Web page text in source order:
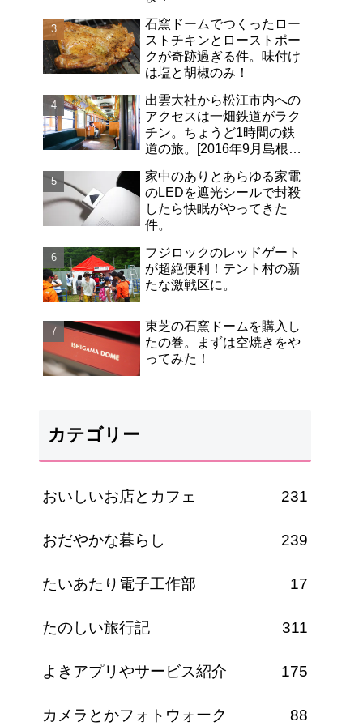
石窯ドームでつくったロー
ストチキンとローストポー
クが奇跡過ぎる件。味付け
は塩と胡椒のみ！
出雲大社から松江市内への
アクセスは一畑鉄道がラク
チン。ちょうど1時間の鉄
道の旅。[2016年9月島根旅
家中のありとあらゆる家電
のLEDを遮光シールで封殺
したら快眠がやってきた
件。
フジロックのレッドゲート
が超絶便利！テント村の新
たな激戦区に。
東芝の石窯ドームを購入し
たの巻。まずは空焼きをや
ってみた！
カテゴリー
おいしいお店とカフェ 231
おだやかな暮らし 239
たいあたり電子工作部 17
たのしい旅行記 311
よきアプリやサービス紹介 175
カメラとかフォトウォーク 88